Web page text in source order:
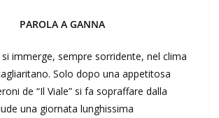
PAROLA A GANNA
immerge, sempre sorridente, nel clima
Solo dopo una appetitosa
de “Il Viale” si fa sopraffare dalla
una giornata lunghissima